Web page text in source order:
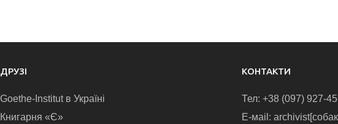
ДРУЗІ
Goethe-Institut в Україні
Книгарня «Є»
КОНТАКТИ
Тел: +38 (097) 927-
E-маіl: